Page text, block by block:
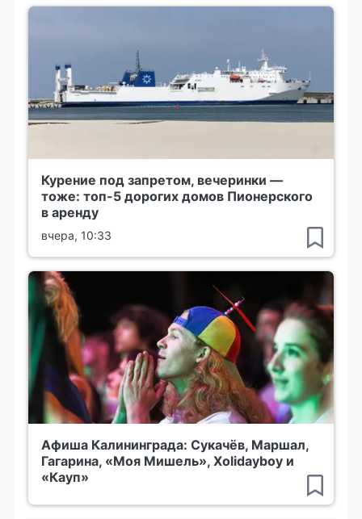
Курение под запретом, вечеринки —
тоже: топ-5 дорогих домов Пионерского
в аренду
вчера, 10:33
Афиша Калининграда: Сукачёв, Маршал,
Гагарина, «Моя Мишель», Xolidayboy и
«Кауп»